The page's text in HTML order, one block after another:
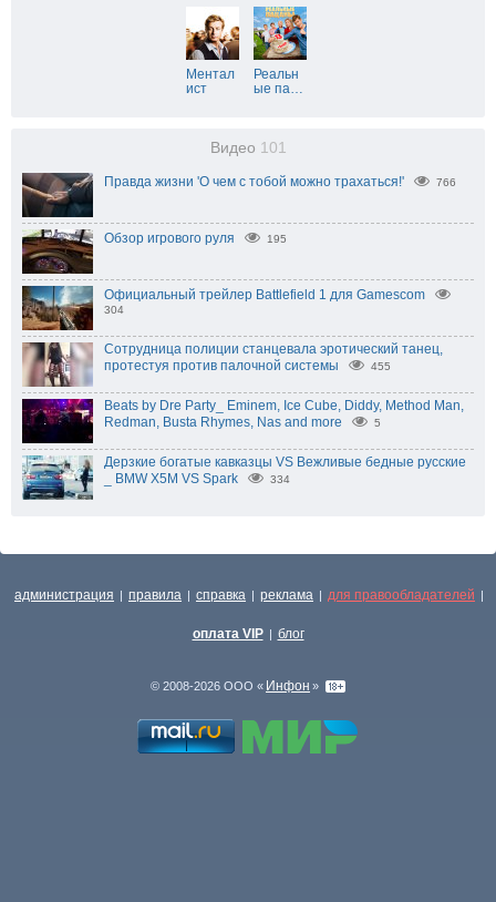
Ментал
ист
Реальн
ые па…
Видео 101
Правда жизни 'О чем с тобой можно трахаться!' 766
Обзор игрового руля 195
Официальный трейлер Battlefield 1 для Gamescom
304
Сотрудница полиции станцевала эротический танец,
протестуя против палочной системы
455
Beats by Dre Party_ Eminem, Ice Cube, Diddy, Method Man,
Redman, Busta Rhymes, Nas and more
5
Дерзкие богатые кавказцы VS Вежливые бедные русские
_ BMW X5M VS Spark
334
администрация | правила | справка | реклама | для правообладателей |
оплата VIP | блог
© 2008-2026 ООО « Инфон »